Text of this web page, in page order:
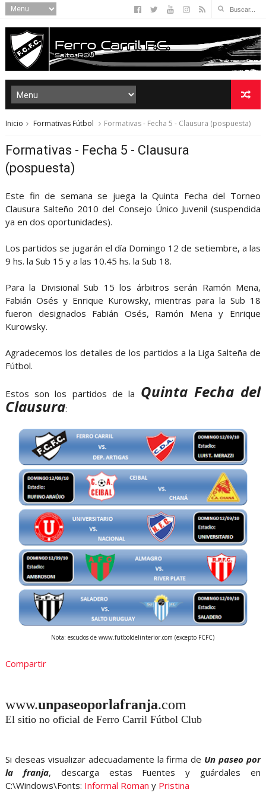
Inicio Formativas Fútbol Formativas - Fecha 5 - Clausura (pospuesta)
Formativas - Fecha 5 - Clausura
(pospuesta)
Este fin de semana se juega la Quinta Fecha del Torneo
Clausura Salteño 2010 del Consejo Único Juvenil (suspendida
ya en dos oportunidades).
Los partidos se jugarán el día Domingo 12 de setiembre, a las
9 hs. la Sub 15 y a las 10.45 hs. la Sub 18.
Para la Divisional Sub 15 los árbitros serán Ramón Mena,
Fabián Osés y Enrique Kurowsky, mientras para la Sub 18
fueron designados Fabián Osés, Ramón Mena y Enrique
Kurowsky.
Agradecemos los detalles de los partidos a la Liga Salteña de
Fútbol.
Estos son los partidos de la Quinta Fecha del
Clausura:
Nota: escudos de www.futboldelinterior.com (excepto FCFC)
Compartir
www.unpaseoporlafranja.com
El sitio no oficial de Ferro Carril Fútbol Club
Si deseas visualizar adecuadamente la firma de Un paseo por
la franja, descarga estas Fuentes y guárdales en
C:\Windows\Fonts: Informal Roman y Pristina